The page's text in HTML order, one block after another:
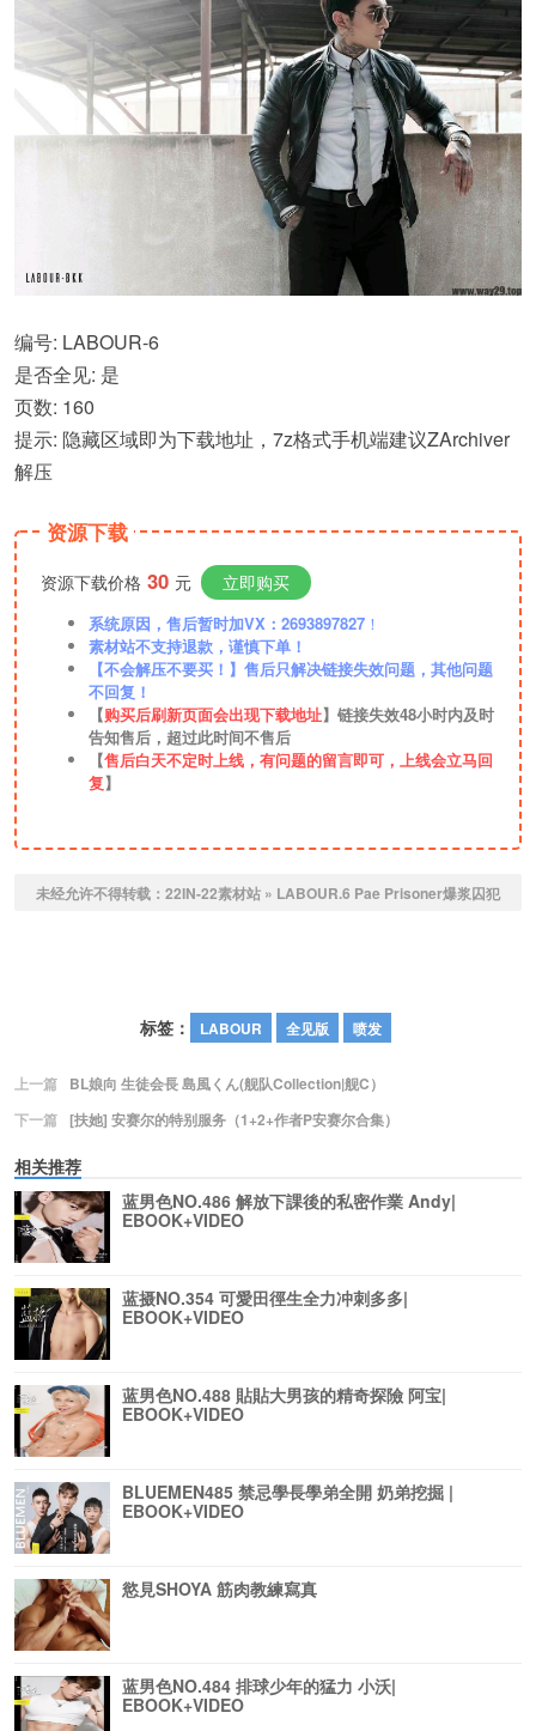
编号: LABOUR-6
是否全见: 是
页数: 160
提示: 隐藏区域即为下载地址，7z格式手机端建议ZArchiver
解压
资源下载
资源下载价格 30 元 立即购买
系统原因，售后暂时加VX：2693897827 ！
素材站不支持退款，谨慎下单！
【不会解压不要买！】售后只解决链接失效问题，其他问题
不回复！
【购买后刷新页面会出现下载地址】链接失效48小时内及时
告知售后，超过此时间不售后
【售后白天不定时上线，有问题的留言即可，上线会立马回
复】
未经允许不得转载： 22IN-22素材站 » LABOUR.6 Pae Prisoner爆浆囚犯
标签： LABOUR 全见版 喷发
上一篇
BL娘向 生徒会長 島風くん(舰队Collection|舰C）
下一篇
[扶她] 安赛尔的特别服务（1+2+作者P安赛尔合集）
相关推荐
蓝男色NO.486 解放下課後的私密作業 Andy|
EBOOK+VIDEO
蓝摄NO.354 可愛田徑生全力冲刺多多|
EBOOK+VIDEO
蓝男色NO.488 貼貼大男孩的精奇探險 阿宝|
EBOOK+VIDEO
BLUEMEN485 禁忌學長學弟全開 奶弟挖掘 |
EBOOK+VIDEO
慾見SHOYA 筋肉教練寫真
蓝男色NO.484 排球少年的猛力 小沃|
EBOOK+VIDEO